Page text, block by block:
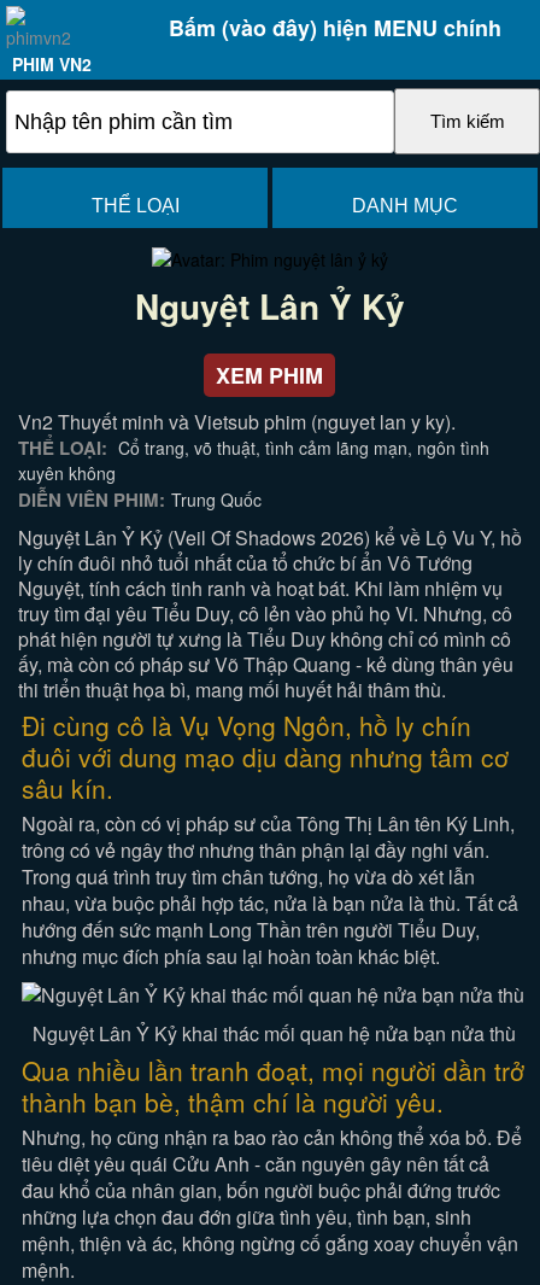
Bấm (vào đây) hiện MENU chính
PHIM VN2
THỂ LOẠI DANH MỤC
Nguyệt Lân Ỷ Kỷ
XEM PHIM
Vn2 Thuyết minh và Vietsub phim (nguyet lan y ky).
THỂ LOẠI: Cổ trang, võ thuật, tình cảm lãng mạn, ngôn tình
xuyên không
DIỄN VIÊN PHIM: Trung Quốc
Nguyệt Lân Ỷ Kỷ (Veil Of Shadows 2026) kể về Lộ Vu Y, hồ
ly chín đuôi nhỏ tuổi nhất của tổ chức bí ẩn Vô Tướng
Nguyệt, tính cách tinh ranh và hoạt bát. Khi làm nhiệm vụ
truy tìm đại yêu Tiểu Duy, cô lẻn vào phủ họ Vi. Nhưng, cô
phát hiện người tự xưng là Tiểu Duy không chỉ có mình cô
ấy, mà còn có pháp sư Võ Thập Quang - kẻ dùng thân yêu
thi triển thuật họa bì, mang mối huyết hải thâm thù.
Đi cùng cô là Vụ Vọng Ngôn, hồ ly chín
đuôi với dung mạo dịu dàng nhưng tâm cơ
sâu kín.
Ngoài ra, còn có vị pháp sư của Tông Thị Lân tên Ký Linh,
trông có vẻ ngây thơ nhưng thân phận lại đầy nghi vấn.
Trong quá trình truy tìm chân tướng, họ vừa dò xét lẫn
nhau, vừa buộc phải hợp tác, nửa là bạn nửa là thù. Tất cả
hướng đến sức mạnh Long Thần trên người Tiểu Duy,
nhưng mục đích phía sau lại hoàn toàn khác biệt.
Nguyệt Lân Ỷ Kỷ khai thác mối quan hệ nửa bạn nửa thù
Qua nhiều lần tranh đoạt, mọi người dần trở
thành bạn bè, thậm chí là người yêu.
Nhưng, họ cũng nhận ra bao rào cản không thể xóa bỏ. Để
tiêu diệt yêu quái Cửu Anh - căn nguyên gây nên tất cả
đau khổ của nhân gian, bốn người buộc phải đứng trước
những lựa chọn đau đớn giữa tình yêu, tình bạn, sinh
mệnh, thiện và ác, không ngừng cố gắng xoay chuyển vận
mệnh.